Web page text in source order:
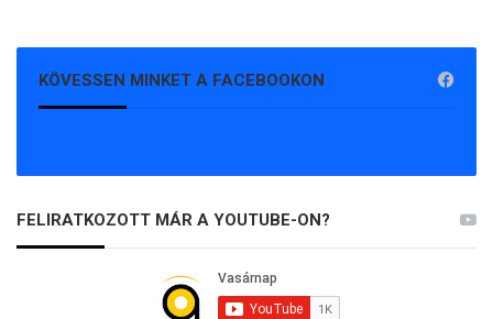
KÖVESSEN MINKET A FACEBOOKON
FELIRATKOZOTT MÁR A YOUTUBE-ON?